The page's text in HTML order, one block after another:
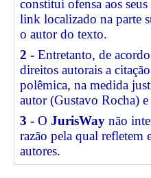
constitui ofensa aos
link localizado na parte
o autor do texto.
2 - Entretanto, de
direitos autorais a
polêmica, na medida
autor (Gustavo Rocha)
3 - O JurisWay não
razão pela qual refletem
autores.